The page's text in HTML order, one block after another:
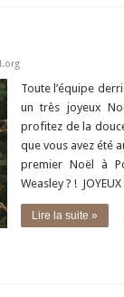
Toute l’équipe
un très joyeux
profitez de la
que vous avez été
premier Noël à
Weasley ? !
Lire la suite »